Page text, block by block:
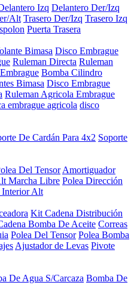
Izq Delantero Der/Izq
Alt Trasero Der/Izq Trasero Izq
Puerta Trasera
Bimasa Disco Embrague
Ruleman Directa Ruleman
Bomba Cilindro
Bimasa Disco Embrague
Ruleman Agricola Embrague
embrague agricola disco
De Cardán Para 4x2 Soporte
Del Tensor Amortiguador
Marcha Libre Polea Dirección
Interior Alt
Kit Cadena Distribución
Bomba De Aceite Correas
Polea Del Tensor Polea Bomba
Ajustador de Levas Pivote
De Agua S/Carcaza Bomba De